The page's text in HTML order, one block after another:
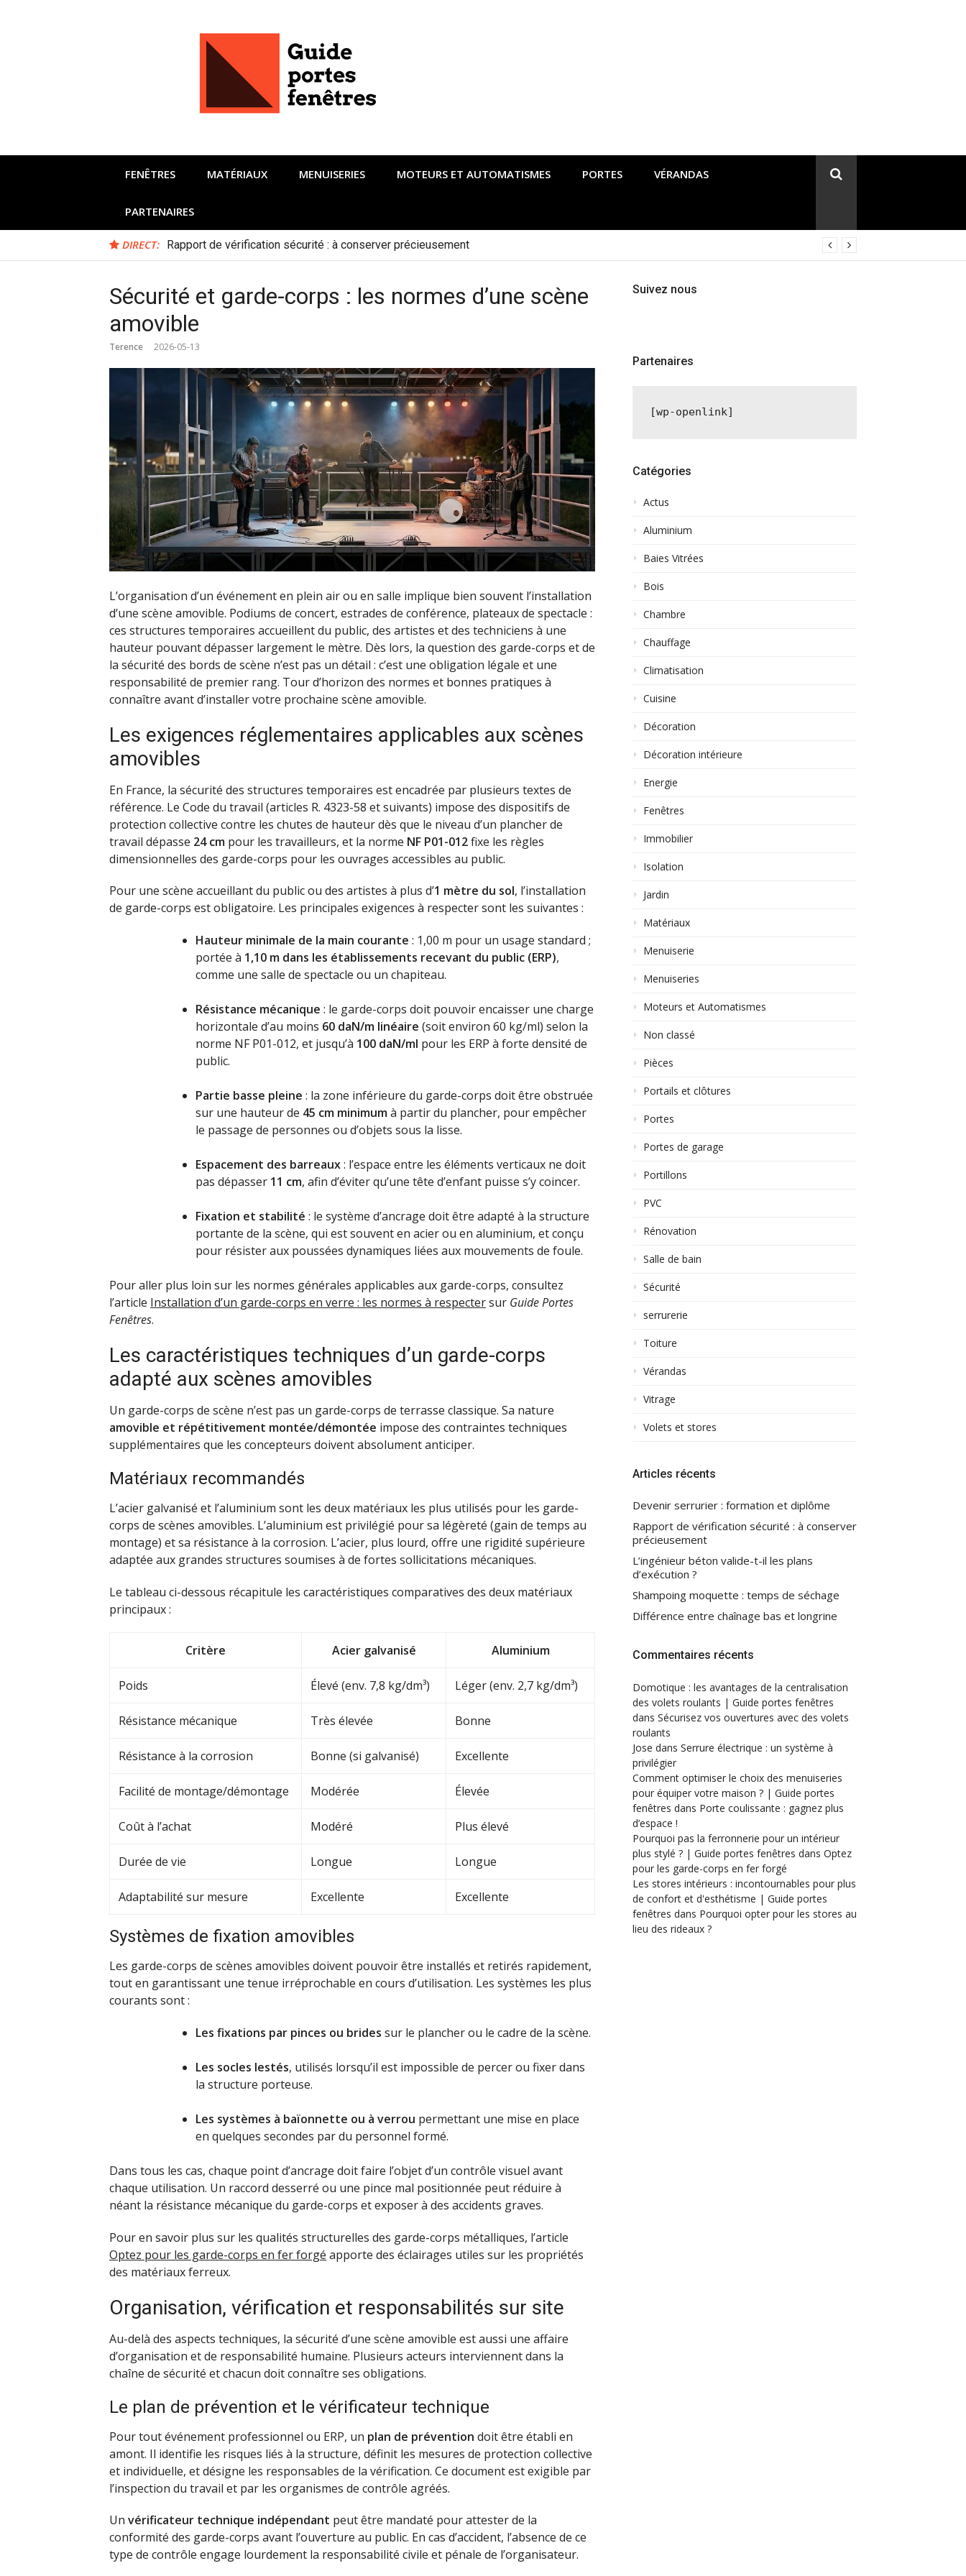
FENÊTRES MATÉRIAUX MENUISERIES MOTEURS ET AUTOMATISMES PORTES VÉRANDAS
PARTENAIRES
DIRECT: Rapport de vérification sécurité : à conserver précieusement
Sécurité et garde-corps : les normes d’une scène
amovible
Terence 2026-05-13
L’organisation d’un événement en plein air ou en salle implique bien souvent l’installation
d’une scène amovible. Podiums de concert, estrades de conférence, plateaux de spectacle :
ces structures temporaires accueillent du public, des artistes et des techniciens à une
hauteur pouvant dépasser largement le mètre. Dès lors, la question des garde-corps et de
la sécurité des bords de scène n’est pas un détail : c’est une obligation légale et une
responsabilité de premier rang. Tour d’horizon des normes et bonnes pratiques à
connaître avant d’installer votre prochaine scène amovible.
Les exigences réglementaires applicables aux scènes
amovibles
En France, la sécurité des structures temporaires est encadrée par plusieurs textes de
référence. Le Code du travail (articles R. 4323-58 et suivants) impose des dispositifs de
protection collective contre les chutes de hauteur dès que le niveau d’un plancher de
travail dépasse 24 cm pour les travailleurs, et la norme NF P01-012fixe les règles
dimensionnelles des garde-corps pour les ouvrages accessibles au public.
Pour une scène accueillant du public ou des artistes à plus d’1 mètre du sol, l’installation
de garde-corps est obligatoire. Les principales exigences à respecter sont les suivantes :
Hauteur minimale de la main courante : 1,00 m pour un usage standard ;
portée à 1,10 m dans les établissements recevant du public (ERP),
comme une salle de spectacle ou un chapiteau.
Résistance mécanique : le garde-corps doit pouvoir encaisser une charge
horizontale d’au moins 60 daN/m linéaire (soit environ 60 kg/ml) selon la
norme NF P01-012, et jusqu’à 100 daN/ml pour les ERP à forte densité de
public.
Partie basse pleine : la zone inférieure du garde-corps doit être obstruée
sur une hauteur de 45 cm minimumà partir du plancher, pour empêcher
le passage de personnes ou d’objets sous la lisse.
Espacement des barreaux: l’espace entre les éléments verticaux ne doit
pas dépasser 11 cm, afin d’éviter qu’une tête d’enfant puisse s’y coincer.
Fixation et stabilité : le système d’ancrage doit être adapté à la structure
portante de la scène, qui est souvent en acier ou en aluminium, et conçu
pour résister aux poussées dynamiques liées aux mouvements de foule.
Pour aller plus loin sur les normes générales applicables aux garde-corps, consultez
l’article Installation d’un garde-corps en verre : les normes à respectersur Guide Portes
Fenêtres.
Les caractéristiques techniques d’un garde-corps
adapté aux scènes amovibles
Un garde-corps de scène n’est pas un garde-corps de terrasse classique. Sa nature
amovible et répétitivement montée/démontée impose des contraintes techniques
supplémentaires que les concepteurs doivent absolument anticiper.
Matériaux recommandés
L’acier galvanisé et l’aluminium sont les deux matériaux les plus utilisés pour les garde-
corps de scènes amovibles. L’aluminium est privilégié pour sa légèreté (gain de temps au
montage) et sa résistance à la corrosion. L’acier, plus lourd, offre une rigidité supérieure
adaptée aux grandes structures soumises à de fortes sollicitations mécaniques.
Le tableau ci-dessous récapitule les caractéristiques comparatives des deux matériaux
principaux :
Critère Acier galvanisé Aluminium
Poids Élevé (env. 7,8 kg/dm³) Léger (env. 2,7 kg/dm³)
Résistance mécanique Très élevée Bonne
Résistance à la corrosion Bonne (si galvanisé) Excellente
Facilité de montage/démontage Modérée Élevée
Coût à l’achat Modéré Plus élevé
Durée de vie Longue Longue
Adaptabilité sur mesure Excellente Excellente
Systèmes de fixation amovibles
Les garde-corps de scènes amovibles doivent pouvoir être installés et retirés rapidement,
tout en garantissant une tenue irréprochable en cours d’utilisation. Les systèmes les plus
courants sont :
Les fixations par pinces ou brides sur le plancher ou le cadre de la scène.
Les socles lestés, utilisés lorsqu’il est impossible de percer ou fixer dans
la structure porteuse.
Les systèmes à baïonnette ou à verrou permettant une mise en place
en quelques secondes par du personnel formé.
Dans tous les cas, chaque point d’ancrage doit faire l’objet d’un contrôle visuel avant
chaque utilisation. Un raccord desserré ou une pince mal positionnée peut réduire à
néant la résistance mécanique du garde-corps et exposer à des accidents graves.
Pour en savoir plus sur les qualités structurelles des garde-corps métalliques, l’article
Optez pour les garde-corps en fer forgé apporte des éclairages utiles sur les propriétés
des matériaux ferreux.
Organisation, vérification et responsabilités sur site
Au-delà des aspects techniques, la sécurité d’une scène amovible est aussi une affaire
d’organisation et de responsabilité humaine. Plusieurs acteurs interviennent dans la
chaîne de sécurité et chacun doit connaître ses obligations.
Le plan de prévention et le vérificateur technique
Pour tout événement professionnel ou ERP, un plan de prévention doit être établi en
amont. Il identifie les risques liés à la structure, définit les mesures de protection collective
et individuelle, et désigne les responsables de la vérification. Ce document est exigible par
l’inspection du travail et par les organismes de contrôle agréés.
Un vérificateur technique indépendant peut être mandaté pour attester de la
conformité des garde-corps avant l’ouverture au public. En cas d’accident, l’absence de ce
type de contrôle engage lourdement la responsabilité civile et pénale de l’organisateur.
Suivez nous
Partenaires
[wp-openlink]
Catégories
Actus
Aluminium
Baies Vitrées
Bois
Chambre
Chauffage
Climatisation
Cuisine
Décoration
Décoration intérieure
Energie
Fenêtres
Immobilier
Isolation
Jardin
Matériaux
Menuiserie
Menuiseries
Moteurs et Automatismes
Non classé
Pièces
Portails et clôtures
Portes
Portes de garage
Portillons
PVC
Rénovation
Salle de bain
Sécurité
serrurerie
Toiture
Vérandas
Vitrage
Volets et stores
Articles récents
Devenir serrurier : formation et diplôme
Rapport de vérification sécurité : à conserver
précieusement
L’ingénieur béton valide-t-il les plans
d’exécution ?
Shampoing moquette : temps de séchage
Différence entre chaînage bas et longrine
Commentaires récents
Domotique : les avantages de la centralisation
des volets roulants | Guide portes fenêtres
dans Sécurisez vos ouvertures avec des volets
roulants
Jose dans Serrure électrique : un système à
privilégier
Comment optimiser le choix des menuiseries
pour équiper votre maison ? | Guide portes
fenêtres dans Porte coulissante : gagnez plus
d’espace !
Pourquoi pas la ferronnerie pour un intérieur
plus stylé ? | Guide portes fenêtres dans Optez
pour les garde-corps en fer forgé
Les stores intérieurs : incontournables pour plus
de confort et d'esthétisme | Guide portes
fenêtres dans Pourquoi opter pour les stores au
lieu des rideaux ?